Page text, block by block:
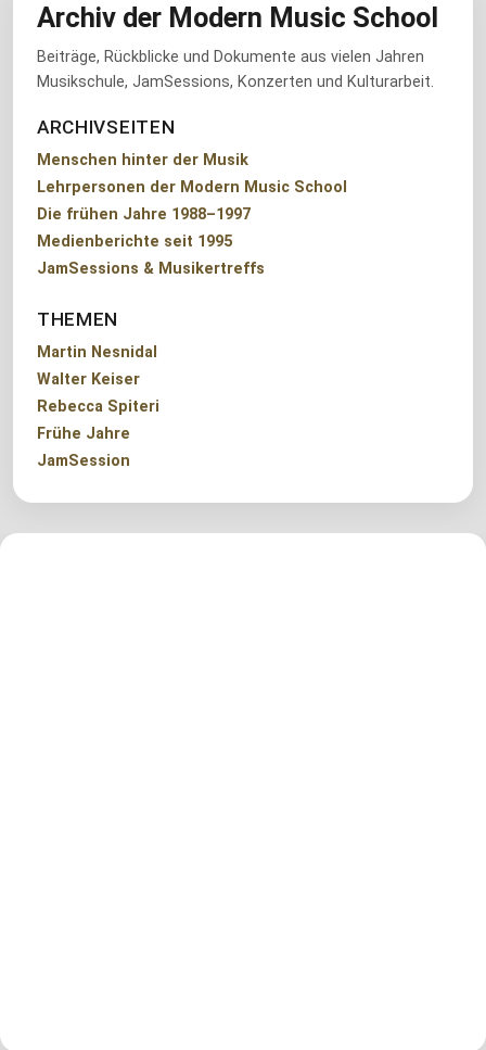
Archiv der Modern Music School
Beiträge, Rückblicke und Dokumente aus vielen Jahren
Musikschule, JamSessions, Konzerten und Kulturarbeit.
ARCHIVSEITEN
Menschen hinter der Musik
Lehrpersonen der Modern Music School
Die frühen Jahre 1988–1997
Medienberichte seit 1995
JamSessions & Musikertreffs
THEMEN
Martin Nesnidal
Walter Keiser
Rebecca Spiteri
Frühe Jahre
JamSession